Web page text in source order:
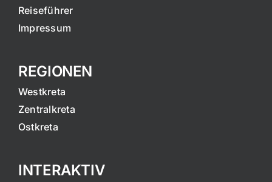
Reiseführer
Impressum
REGIONEN
Westkreta
Zentralkreta
Ostkreta
INTERAKTIV